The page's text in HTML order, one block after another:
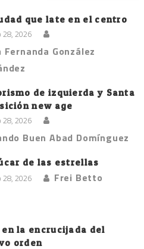
que late en el centro
28, 2026
Fernanda González
de izquierda y Santa
new age
28, 2026
Buen Abad Domínguez
de las estrellas
28, 2026 Frei Betto
en la encrucijada del
orden